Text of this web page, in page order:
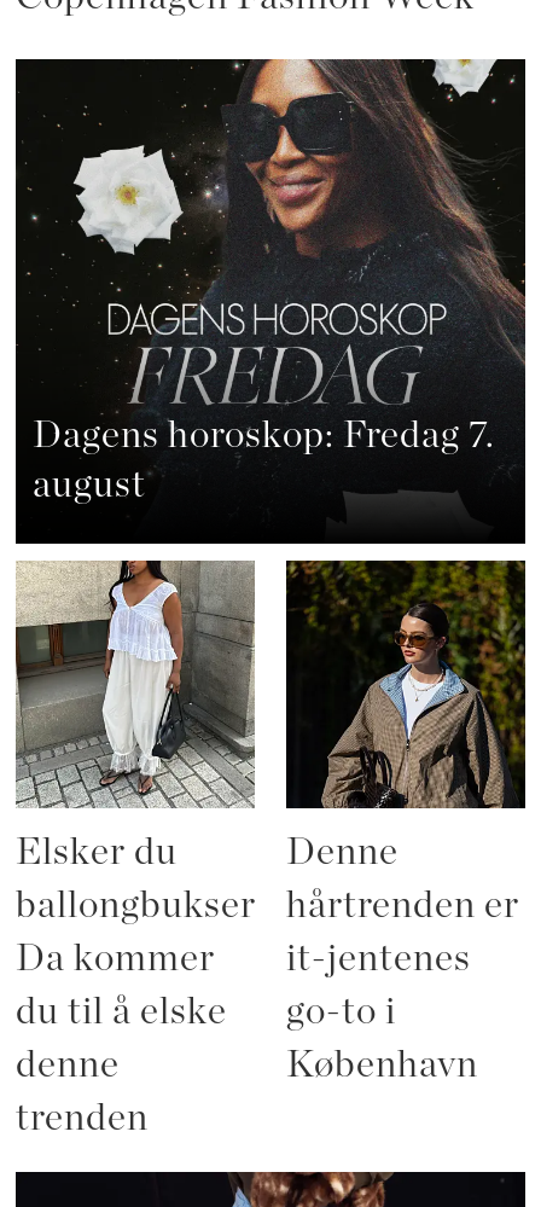
Dagens horoskop: Fredag 7.
august
Elsker du
ballongbukser?
Da kommer
du til å elske
denne
trenden
Denne
hårtrenden er
it-jentenes
go-to i
København